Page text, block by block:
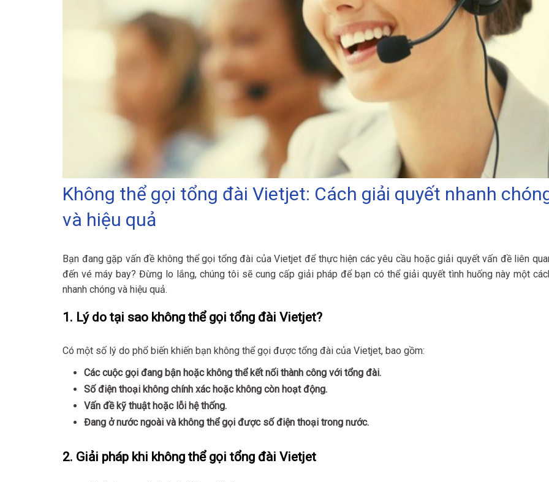
Không thể gọi tổng đài Vietjet: Cách giải quyết nhanh
và hiệu quả
Bạn đang gặp vấn đề không thể gọi tổng đài của Vietjet để thực hiện các yêu cầu hoặc giải quyết vấn đề liên
đến vé máy bay? Đừng lo lắng, chúng tôi sẽ cung cấp giải pháp để bạn có thể giải quyết tình huống này một
nhanh chóng và hiệu quả.
1. Lý do tại sao không thể gọi tổng đài Vietjet?
Có một số lý do phổ biến khiến bạn không thể gọi được tổng đài của Vietjet, bao gồm:
Các cuộc gọi đang bận hoặc không thể kết nối thành công với tổng đài.
Số điện thoại không chính xác hoặc không còn hoạt động.
Vấn đề kỹ thuật hoặc lỗi hệ thống.
Đang ở nước ngoài và không thể gọi được số điện thoại trong nước.
2. Giải pháp khi không thể gọi tổng đài Vietjet